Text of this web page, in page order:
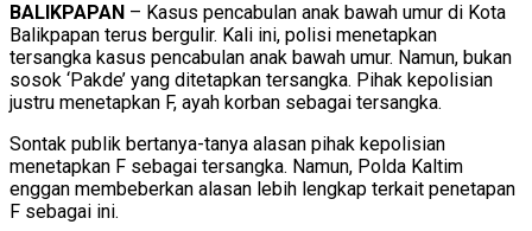
BALIKPAPAN – Kasus pencabulan anak bawah umur di Kota
Balikpapan terus bergulir. Kali ini, polisi menetapkan
tersangka kasus pencabulan anak bawah umur. Namun, bukan
sosok ‘Pakde’ yang ditetapkan tersangka. Pihak kepolisian
justru menetapkan F, ayah korban sebagai tersangka.
Sontak publik bertanya-tanya alasan pihak kepolisian
menetapkan F sebagai tersangka. Namun, Polda Kaltim
enggan membeberkan alasan lebih lengkap terkait penetapan
F sebagai ini.